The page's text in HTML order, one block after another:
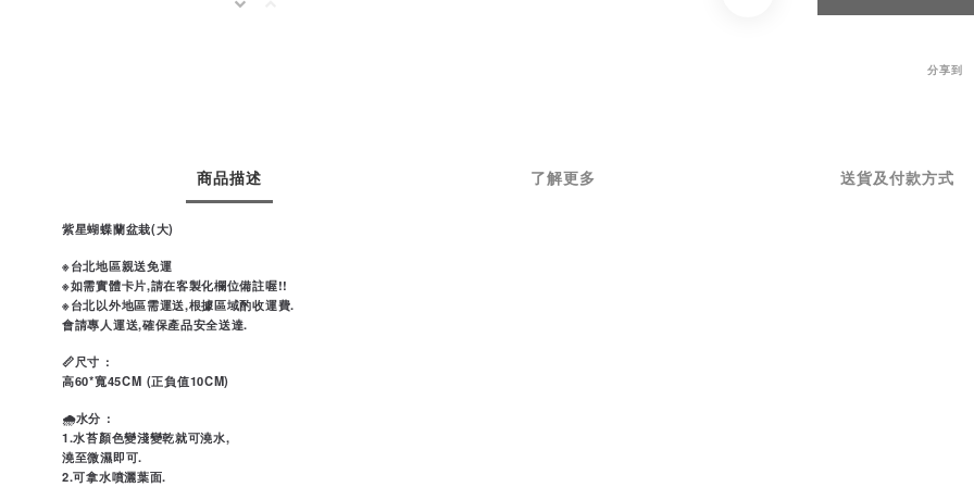
分享到
商品描述 了解更多 送貨及付款方式
紫星蝴蝶蘭盆栽(大)
※台北地區親送免運
※如需實體卡片,請在客製化欄位備註喔!!
※台北以外地區需運送,根據區域酌收運費.
會請專人運送,確保產品安全送達.
📏尺寸 :
高60*寬45CM (正負值10CM)
🌧水分 :
1.水苔顏色變淺變乾就可澆水,
澆至微濕即可.
2.可拿水噴灑葉面.